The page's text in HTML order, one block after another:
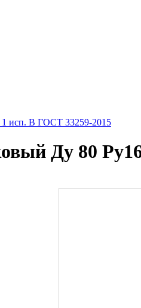
1 исп. B ГОСТ 33259-2015
Ду 80